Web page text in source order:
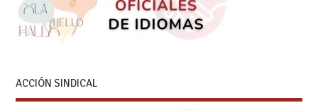
ACCIÓN SINDICAL